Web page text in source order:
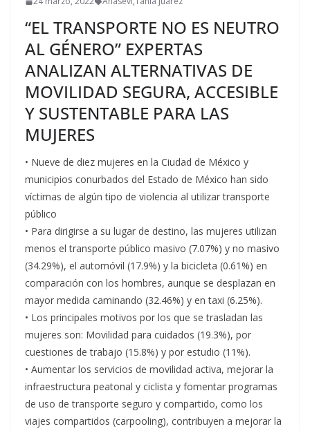
“EL TRANSPORTE NO ES NEUTRO
AL GÉNERO” EXPERTAS
ANALIZAN ALTERNATIVAS DE
MOVILIDAD SEGURA, ACCESIBLE
Y SUSTENTABLE PARA LAS
MUJERES
• Nueve de diez mujeres en la Ciudad de México y
municipios conurbados del Estado de México han sido
víctimas de algún tipo de violencia al utilizar transporte
público
• Para dirigirse a su lugar de destino, las mujeres utilizan
menos el transporte público masivo (7.07%) y no masivo
(34.29%), el automóvil (17.9%) y la bicicleta (0.61%) en
comparación con los hombres, aunque se desplazan en
mayor medida caminando (32.46%) y en taxi (6.25%).
• Los principales motivos por los que se trasladan las
mujeres son: Movilidad para cuidados (19.3%), por
cuestiones de trabajo (15.8%) y por estudio (11%).
• Aumentar los servicios de movilidad activa, mejorar la
infraestructura peatonal y ciclista y fomentar programas
de uso de transporte seguro y compartido, como los
viajes compartidos (carpooling), contribuyen a mejorar la